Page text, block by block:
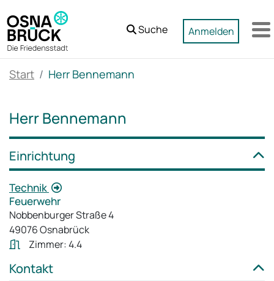
Zum Hauptinhalt springen
Suche Anmelden
Start Herr Bennemann
Herr Bennemann
Einrichtung
Technik
Feuerwehr
Nobbenburger Straße 4
49076 Osnabrück
Zimmer: 4.4
Kontakt